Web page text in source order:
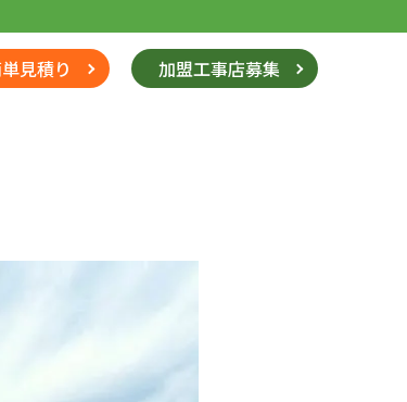
見積り 加盟工事店募集